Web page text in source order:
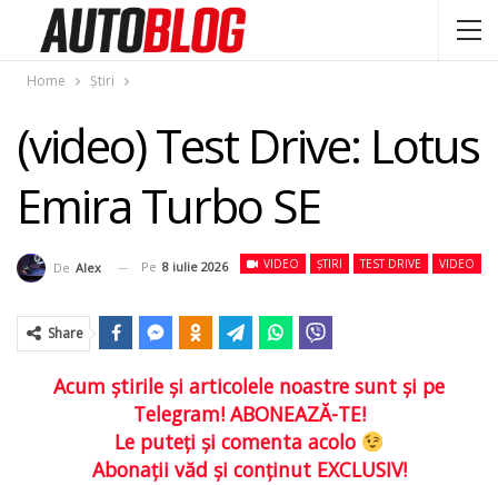
Home Știri
(video) Test Drive: Lotus
Emira Turbo SE
VIDEO ȘTIRI TEST DRIVE VIDEO
De Alex Pe 8 iulie 2026
Share
Acum ştirile şi articolele noastre sunt şi pe
Telegram! ABONEAZĂ-TE!
Le puteţi şi comenta acolo
Abonaţii văd şi conţinut EXCLUSIV!